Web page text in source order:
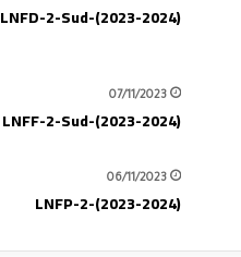
LNFD-2-Sud-(2023-2024)
07/11/2023
LNFF-2-Sud-(2023-2024)
06/11/2023
LNFP-2-(2023-2024)